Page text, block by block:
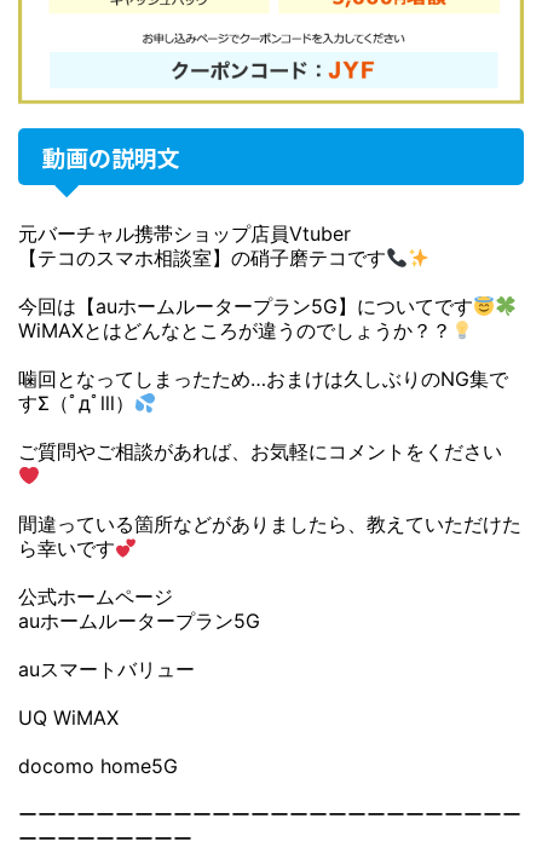
動画の説明文
元バーチャル携帯ショップ店員Vtuber
【テコのスマホ相談室】の硝子磨テコです
今回は【auホームルータープラン5G】についてです
WiMAXとはどんなところが違うのでしょうか？？
噛回となってしまったため…おまけは久しぶりのNG集で
すΣ（ﾟдﾟlll）
ご質問やご相談があれば、お気軽にコメントをください
間違っている箇所などがありましたら、教えていただけた
ら幸いです
公式ホームページ
auホームルータープラン5G
auスマートバリュー
UQ WiMAX
docomo home5G
ーーーーーーーーーーーーーーーーーーーーーーーーーー
ーーーーーーーーー